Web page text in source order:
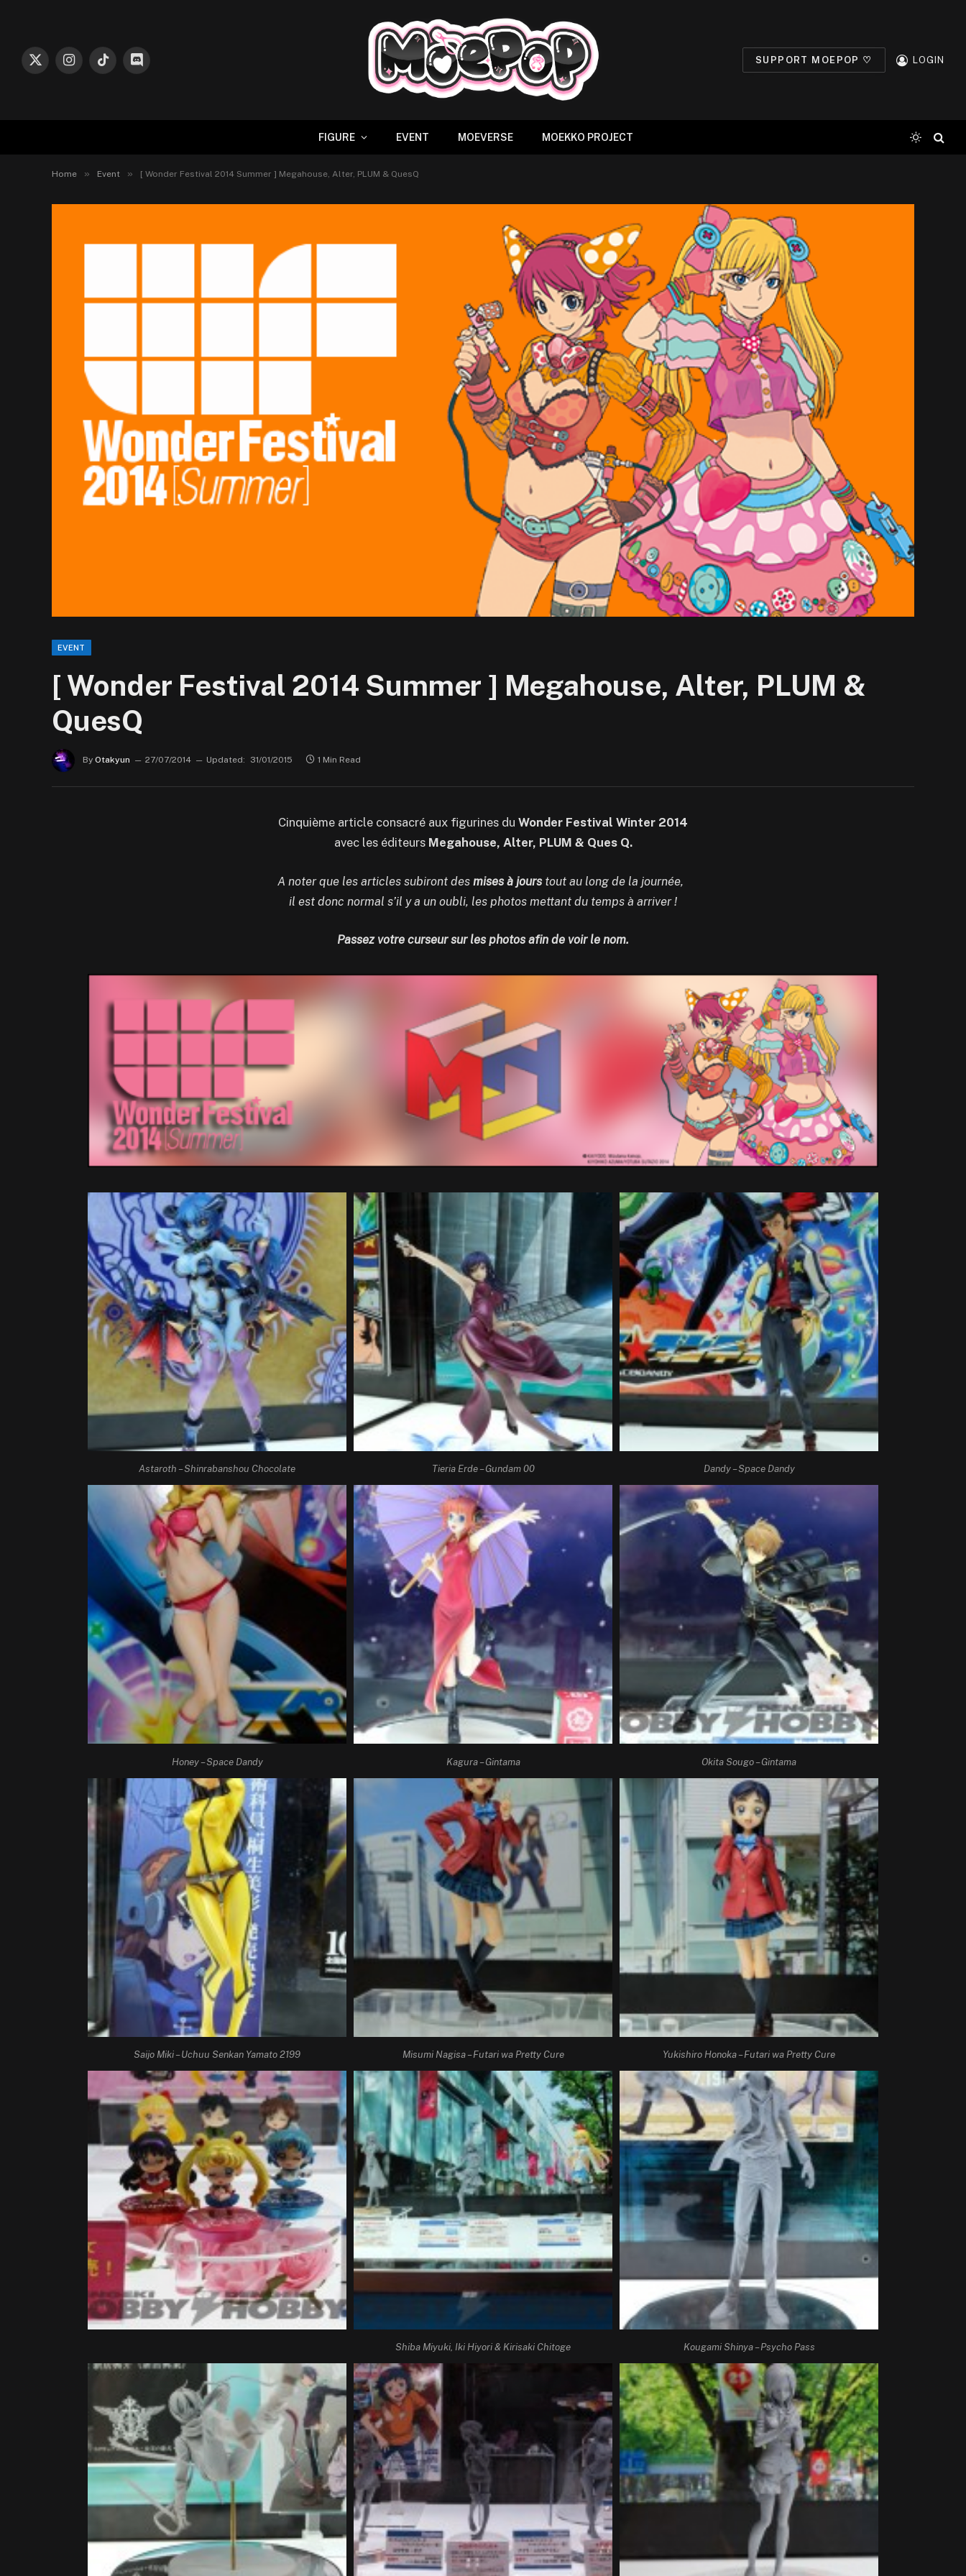
X
InstagramTikTokDiscord
SUPPORT MOEPOP ♡ LOGIN
FIGURE EVENT MOEVERSE MOEKKO PROJECT
Home » Event » [ Wonder Festival 2014 Summer ] Megahouse, Alter, PLUM & QuesQ
EVENT
[ Wonder Festival 2014 Summer ] Megahouse, Alter, PLUM &
QuesQ
By Otakyun 27/07/2014 Updated: 31/01/2015 1 Min Read
Cinquième article consacré aux figurines du Wonder Festival Winter 2014
avec les éditeurs Megahouse, Alter, PLUM & Ques Q.
A noter que les articles subiront des mises à jourstout au long de la journée,
il est donc normal s’il y a un oubli, les photos mettant du temps à arriver !
Passez votre curseur sur les photos afin de voir le nom.
Astaroth – Shinrabanshou Chocolate Tieria Erde – Gundam 00 Dandy – Space Dandy
Honey – Space Dandy Kagura – Gintama Okita Sougo – Gintama
Saijo Miki – Uchuu Senkan Yamato 2199 Misumi Nagisa – Futari wa Pretty Cure Yukishiro Honoka – Futari wa Pretty Cure
Shiba Miyuki, Iki Hiyori & Kirisaki Chitoge Kougami Shinya – Psycho Pass